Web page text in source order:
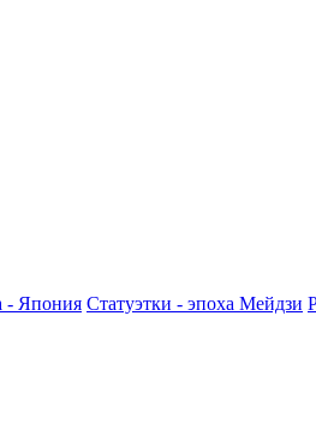
- Япония Статуэтки - эпоха Мейдзи